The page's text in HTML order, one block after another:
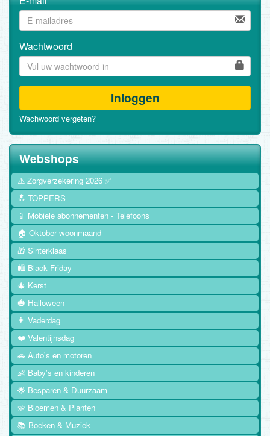
Wachtwoord
Inloggen
Wachwoord vergeten?
Webshops
⚠️ Zorgverzekering 2026 ✅
🔝 TOPPERS
📱 Mobiele abonnementen - Telefoons
🏠 Oktober woonmaand
🎁 Sinterklaas
🛍️ Black Friday
🎄 Kerst
🎃 Halloween
👨 Vaderdag
❤️ Valentijnsdag
🚗 Auto's en motoren
👶 Baby's en kinderen
🌟 Besparen & Duurzaam
🌼 Bloemen & Planten
📚 Boeken & Muziek